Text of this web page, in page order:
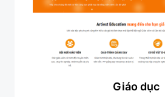
Giáo dục